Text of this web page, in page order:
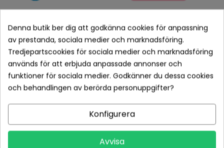
Betala tryggt med Klarna checkout
Leveranstid normalt 1-2 dagar med spårbar frakt
Returvillkor 14 dagars öppet köp (se köpvillkor)
PRODUKTDETALJER
Denna butik ber dig att godkänna cookies för anpassning
av prestanda, sociala medier och marknadsföring.
Tredjepartscookies för sociala medier och marknadsföring
används för att erbjuda anpassade annonser och
funktioner för sociala medier. Godkänner du dessa cookies
och behandlingen av berörda personuppgifter?
Konfigurera
Avvisa